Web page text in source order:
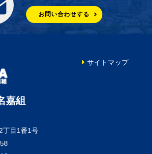
お問い合わせする
嘉組
丁目1番1号
サイトマップ